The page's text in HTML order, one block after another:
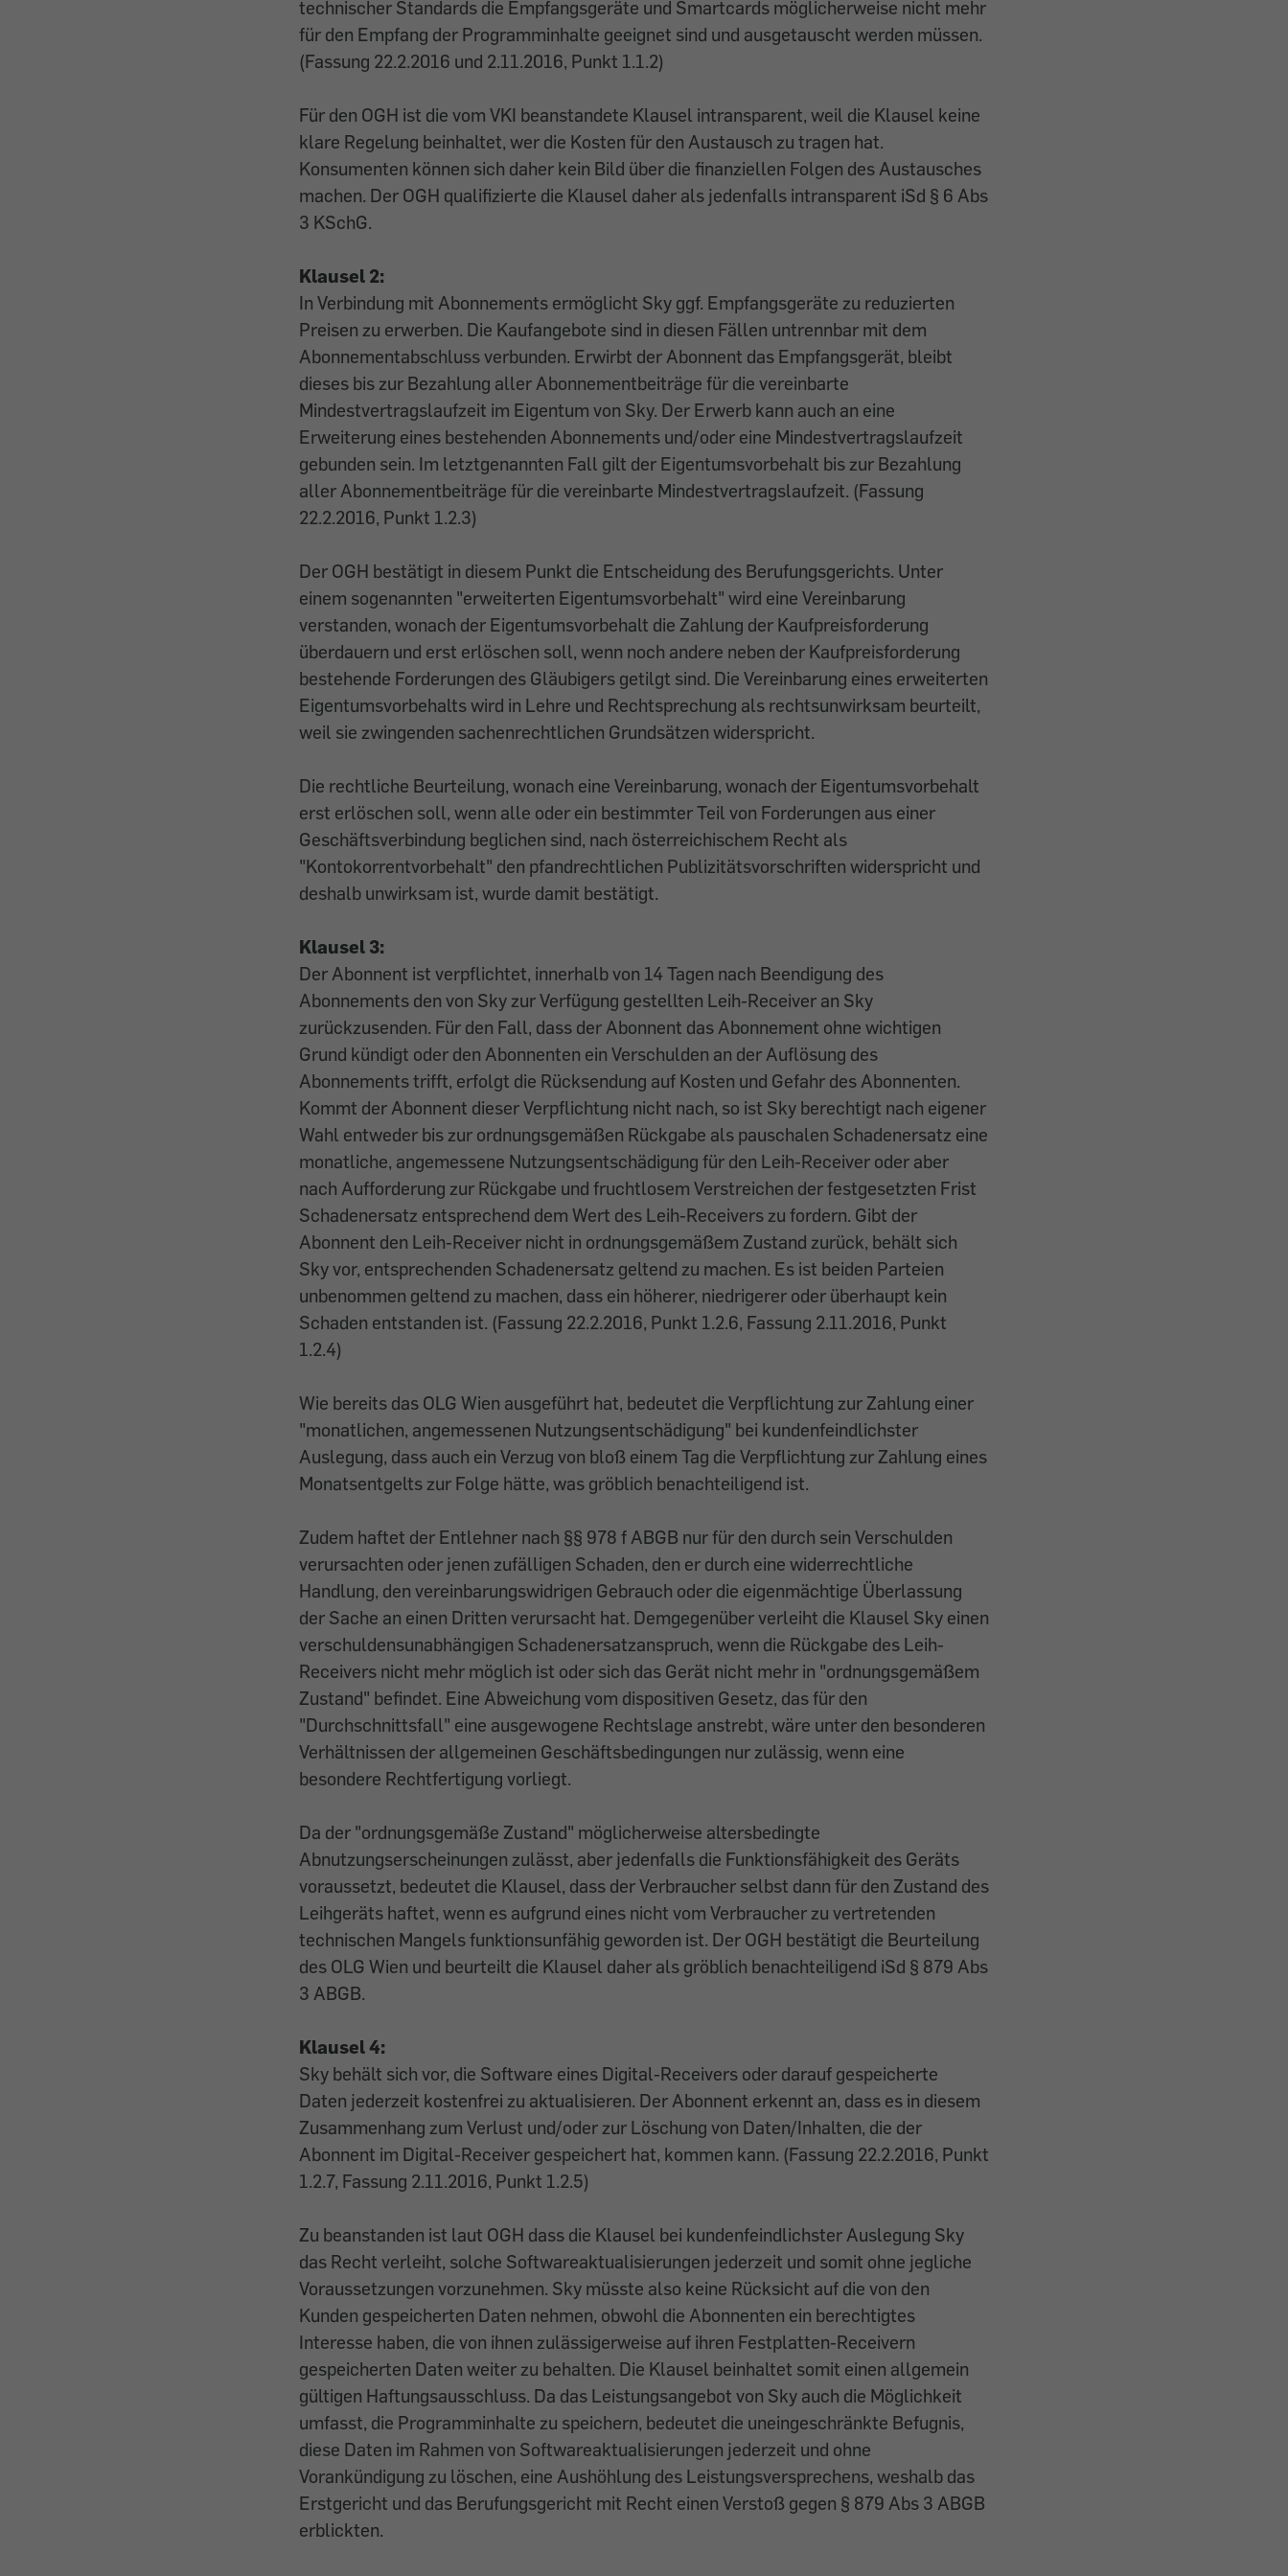
technischer Standards die Empfangsgeräte und Smartcards möglicherweise nicht mehr
für den Empfang der Programminhalte geeignet sind und ausgetauscht werden müssen.
(Fassung 22.2.2016 und 2.11.2016, Punkt 1.1.2)
Für den OGH ist die vom VKI beanstandete Klausel intransparent, weil die Klausel keine
klare Regelung beinhaltet, wer die Kosten für den Austausch zu tragen hat.
Konsumenten können sich daher kein Bild über die finanziellen Folgen des Austausches
machen. Der OGH qualifizierte die Klausel daher als jedenfalls intransparent iSd § 6 Abs
3 KSchG.
Klausel 2:
In Verbindung mit Abonnements ermöglicht Sky ggf. Empfangsgeräte zu reduzierten
Preisen zu erwerben. Die Kaufangebote sind in diesen Fällen untrennbar mit dem
Abonnementabschluss verbunden. Erwirbt der Abonnent das Empfangsgerät, bleibt
dieses bis zur Bezahlung aller Abonnementbeiträge für die vereinbarte
Mindestvertragslaufzeit im Eigentum von Sky. Der Erwerb kann auch an eine
Erweiterung eines bestehenden Abonnements und/oder eine Mindestvertragslaufzeit
gebunden sein. Im letztgenannten Fall gilt der Eigentumsvorbehalt bis zur Bezahlung
aller Abonnementbeiträge für die vereinbarte Mindestvertragslaufzeit. (Fassung
22.2.2016, Punkt 1.2.3)
Der OGH bestätigt in diesem Punkt die Entscheidung des Berufungsgerichts. Unter
einem sogenannten "erweiterten Eigentumsvorbehalt" wird eine Vereinbarung
verstanden, wonach der Eigentumsvorbehalt die Zahlung der Kaufpreisforderung
überdauern und erst erlöschen soll, wenn noch andere neben der Kaufpreisforderung
bestehende Forderungen des Gläubigers getilgt sind. Die Vereinbarung eines erweiterten
Eigentumsvorbehalts wird in Lehre und Rechtsprechung als rechtsunwirksam beurteilt,
weil sie zwingenden sachenrechtlichen Grundsätzen widerspricht.
Die rechtliche Beurteilung, wonach eine Vereinbarung, wonach der Eigentumsvorbehalt
erst erlöschen soll, wenn alle oder ein bestimmter Teil von Forderungen aus einer
Geschäftsverbindung beglichen sind, nach österreichischem Recht als
"Kontokorrentvorbehalt" den pfandrechtlichen Publizitätsvorschriften widerspricht und
deshalb unwirksam ist, wurde damit bestätigt.
Klausel 3:
Der Abonnent ist verpflichtet, innerhalb von 14 Tagen nach Beendigung des
Abonnements den von Sky zur Verfügung gestellten Leih-Receiver an Sky
zurückzusenden. Für den Fall, dass der Abonnent das Abonnement ohne wichtigen
Grund kündigt oder den Abonnenten ein Verschulden an der Auflösung des
Abonnements trifft, erfolgt die Rücksendung auf Kosten und Gefahr des Abonnenten.
Kommt der Abonnent dieser Verpflichtung nicht nach, so ist Sky berechtigt nach eigener
Wahl entweder bis zur ordnungsgemäßen Rückgabe als pauschalen Schadenersatz eine
monatliche, angemessene Nutzungsentschädigung für den Leih-Receiver oder aber
nach Aufforderung zur Rückgabe und fruchtlosem Verstreichen der festgesetzten Frist
Schadenersatz entsprechend dem Wert des Leih-Receivers zu fordern. Gibt der
Abonnent den Leih-Receiver nicht in ordnungsgemäßem Zustand zurück, behält sich
Sky vor, entsprechenden Schadenersatz geltend zu machen. Es ist beiden Parteien
unbenommen geltend zu machen, dass ein höherer, niedrigerer oder überhaupt kein
Schaden entstanden ist. (Fassung 22.2.2016, Punkt 1.2.6, Fassung 2.11.2016, Punkt
1.2.4)
Wie bereits das OLG Wien ausgeführt hat, bedeutet die Verpflichtung zur Zahlung einer
"monatlichen, angemessenen Nutzungsentschädigung" bei kundenfeindlichster
Auslegung, dass auch ein Verzug von bloß einem Tag die Verpflichtung zur Zahlung eines
Monatsentgelts zur Folge hätte, was gröblich benachteiligend ist.
Zudem haftet der Entlehner nach §§ 978 f ABGB nur für den durch sein Verschulden
verursachten oder jenen zufälligen Schaden, den er durch eine widerrechtliche
Handlung, den vereinbarungswidrigen Gebrauch oder die eigenmächtige Überlassung
der Sache an einen Dritten verursacht hat. Demgegenüber verleiht die Klausel Sky einen
verschuldensunabhängigen Schadenersatzanspruch, wenn die Rückgabe des Leih-
Receivers nicht mehr möglich ist oder sich das Gerät nicht mehr in "ordnungsgemäßem
Zustand" befindet. Eine Abweichung vom dispositiven Gesetz, das für den
"Durchschnittsfall" eine ausgewogene Rechtslage anstrebt, wäre unter den besonderen
Verhältnissen der allgemeinen Geschäftsbedingungen nur zulässig, wenn eine
besondere Rechtfertigung vorliegt.
Da der "ordnungsgemäße Zustand" möglicherweise altersbedingte
Abnutzungserscheinungen zulässt, aber jedenfalls die Funktionsfähigkeit des Geräts
voraussetzt, bedeutet die Klausel, dass der Verbraucher selbst dann für den Zustand des
Leihgeräts haftet, wenn es aufgrund eines nicht vom Verbraucher zu vertretenden
technischen Mangels funktionsunfähig geworden ist. Der OGH bestätigt die Beurteilung
des OLG Wien und beurteilt die Klausel daher als gröblich benachteiligend iSd § 879 Abs
3 ABGB.
Klausel 4:
Sky behält sich vor, die Software eines Digital-Receivers oder darauf gespeicherte
Daten jederzeit kostenfrei zu aktualisieren. Der Abonnent erkennt an, dass es in diesem
Zusammenhang zum Verlust und/oder zur Löschung von Daten/Inhalten, die der
Abonnent im Digital-Receiver gespeichert hat, kommen kann. (Fassung 22.2.2016, Punkt
1.2.7, Fassung 2.11.2016, Punkt 1.2.5)
Zu beanstanden ist laut OGH dass die Klausel bei kundenfeindlichster Auslegung Sky
das Recht verleiht, solche Softwareaktualisierungen jederzeit und somit ohne jegliche
Voraussetzungen vorzunehmen. Sky müsste also keine Rücksicht auf die von den
Kunden gespeicherten Daten nehmen, obwohl die Abonnenten ein berechtigtes
Interesse haben, die von ihnen zulässigerweise auf ihren Festplatten-Receivern
gespeicherten Daten weiter zu behalten. Die Klausel beinhaltet somit einen allgemein
gültigen Haftungsausschluss. Da das Leistungsangebot von Sky auch die Möglichkeit
umfasst, die Programminhalte zu speichern, bedeutet die uneingeschränkte Befugnis,
diese Daten im Rahmen von Softwareaktualisierungen jederzeit und ohne
Vorankündigung zu löschen, eine Aushöhlung des Leistungsversprechens, weshalb das
Erstgericht und das Berufungsgericht mit Recht einen Verstoß gegen § 879 Abs 3 ABGB
erblickten.